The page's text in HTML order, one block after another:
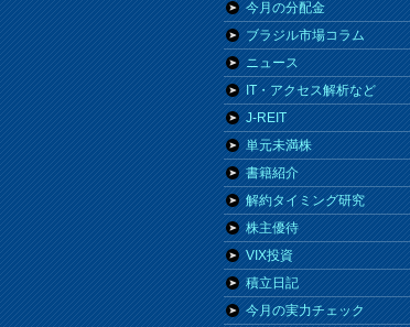
今月の分配金
ブラジル市場コラム
ニュース
IT・アクセス解析など
J-REIT
単元未満株
書籍紹介
解約タイミング研究
株主優待
VIX投資
積立日記
今月の実力チェック